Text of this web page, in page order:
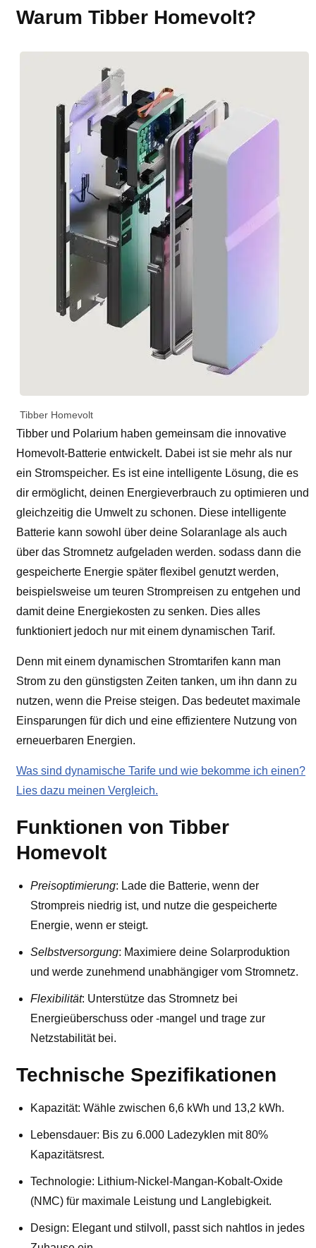
Warum Tibber Homevolt?
Tibber Homevolt
Tibber und Polarium haben gemeinsam die innovative
Homevolt-Batterie entwickelt. Dabei ist sie mehr als nur
ein Stromspeicher. Es ist eine intelligente Lösung, die es
dir ermöglicht, deinen Energieverbrauch zu optimieren und
gleichzeitig die Umwelt zu schonen. Diese intelligente
Batterie kann sowohl über deine Solaranlage als auch
über das Stromnetz aufgeladen werden. sodass dann die
gespeicherte Energie später flexibel genutzt werden,
beispielsweise um teuren Strompreisen zu entgehen und
damit deine Energiekosten zu senken. Dies alles
funktioniert jedoch nur mit einem dynamischen Tarif.
Denn mit einem dynamischen Stromtarifen kann man
Strom zu den günstigsten Zeiten tanken, um ihn dann zu
nutzen, wenn die Preise steigen. Das bedeutet maximale
Einsparungen für dich und eine effizientere Nutzung von
erneuerbaren Energien.
Was sind dynamische Tarife und wie bekomme ich einen?
Lies dazu meinen Vergleich.
Funktionen von Tibber
Homevolt
Preisoptimierung: Lade die Batterie, wenn der
Strompreis niedrig ist, und nutze die gespeicherte
Energie, wenn er steigt.
Selbstversorgung: Maximiere deine Solarproduktion
und werde zunehmend unabhängiger vom Stromnetz.
Flexibilität: Unterstütze das Stromnetz bei
Energieüberschuss oder -mangel und trage zur
Netzstabilität bei.
Technische Spezifikationen
Kapazität: Wähle zwischen 6,6 kWh und 13,2 kWh.
Lebensdauer: Bis zu 6.000 Ladezyklen mit 80%
Kapazitätsrest.
Technologie: Lithium-Nickel-Mangan-Kobalt-Oxide
(NMC) für maximale Leistung und Langlebigkeit.
Design: Elegant und stilvoll, passt sich nahtlos in jedes